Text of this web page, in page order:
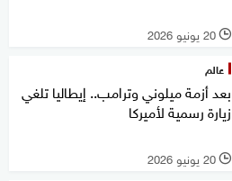
l 20 يونيو 2026
عالم
بعد أزمة ميلوني وترامب.. إيطاليا تلغي
زيارة رسمية لأميركا
l 20 يونيو 2026